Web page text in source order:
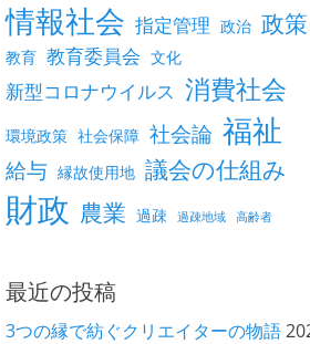
情報社会 指定管理 政治 政策
教育 教育委員会 文化
新型コロナウイルス 消費社会
環境政策 社会保障 社会論 福祉
給与 縁故使用地 議会の仕組み
財政 農業 過疎 過疎地域 高齢者
最近の投稿
3つの縁で紡ぐクリエイターの物語